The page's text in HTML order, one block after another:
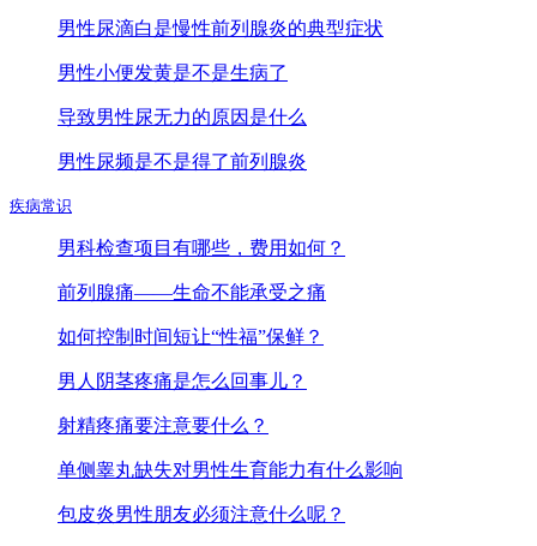
男性尿滴白是慢性前列腺炎的典型症状
男性小便发黄是不是生病了
导致男性尿无力的原因是什么
男性尿频是不是得了前列腺炎
疾病常识
男科检查项目有哪些，费用如何？
前列腺痛——生命不能承受之痛
如何控制时间短让“性福”保鲜？
男人阴茎疼痛是怎么回事儿？
射精疼痛要注意要什么？
单侧睾丸缺失对男性生育能力有什么影响
包皮炎男性朋友必须注意什么呢？